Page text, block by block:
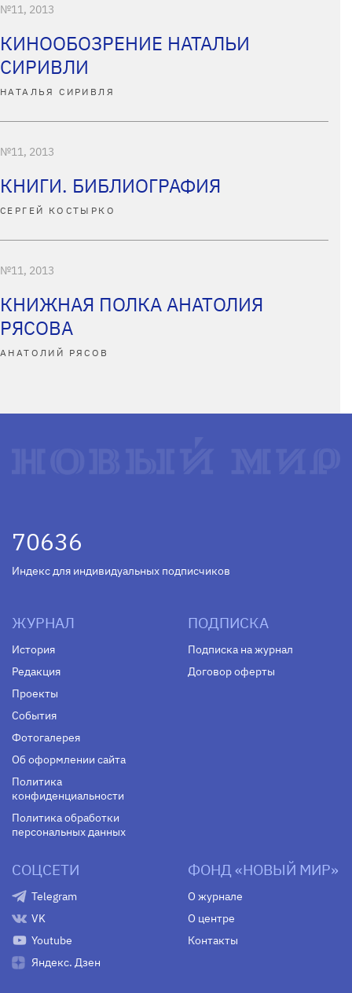
№11, 2013
КИНООБОЗРЕНИЕ НАТАЛЬИ
СИРИВЛИ
НАТАЛЬЯ СИРИВЛЯ
№11, 2013
КНИГИ. БИБЛИОГРАФИЯ
СЕРГЕЙ КОСТЫРКО
№11, 2013
КНИЖНАЯ ПОЛКА АНАТОЛИЯ
РЯСОВА
АНАТОЛИЙ РЯСОВ
70636
Индекс для индивидуальных подписчиков
ЖУРНАЛ
История
Редакция
Проекты
События
Фотогалерея
Об оформлении сайта
Политика
конфиденциальности
Политика обработки
персональных данных
ПОДПИСКА
Подписка на журнал
Договор оферты
СОЦСЕТИ
Telegram
VK
Youtube
Яндекс. Дзен
ФОНД «НОВЫЙ МИР»
О журнале
О центре
Контакты